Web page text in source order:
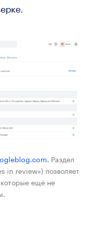
Раздел
in review») позволяет
ещё не